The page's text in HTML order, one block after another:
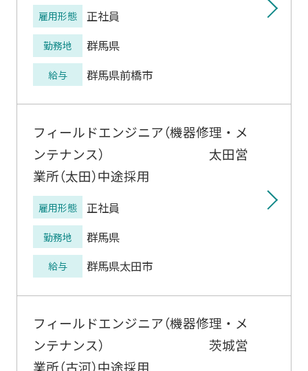
雇用形態 正社員
勤務地 群馬県
給与 群馬県前橋市
フィールドエンジニア（機器修理・メ
ンテナンス） 太田営
業所（太田）中途採用
雇用形態 正社員
勤務地 群馬県
給与 群馬県太田市
フィールドエンジニア（機器修理・メ
ンテナンス） 茨城営
業所（古河）中途採用